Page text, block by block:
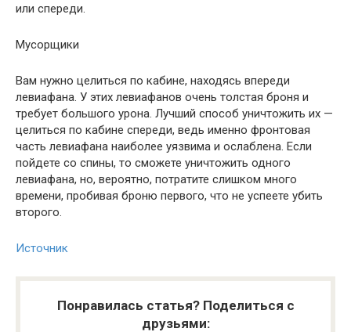
или спереди.
Мусорщики
Вам нужно целиться по кабине, находясь впереди
левиафана. У этих левиафанов очень толстая броня и
требует большого урона. Лучший способ уничтожить их —
целиться по кабине спереди, ведь именно фронтовая
часть левиафана наиболее уязвима и ослаблена. Если
пойдете со спины, то сможете уничтожить одного
левиафана, но, вероятно, потратите слишком много
времени, пробивая броню первого, что не успеете убить
второго.
Источник
Понравилась статья? Поделиться с
друзьями: